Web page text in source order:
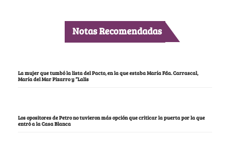
Notas Recomendadas
La mujer que tumbó la lista del Pacto, en la que estaba María Fda. Carrascal,
María del Mar Pizarro y “Lalis
Los opositores de Petro no tuvieron más opción que criticar la puerta por la que
entró a la Casa Blanca